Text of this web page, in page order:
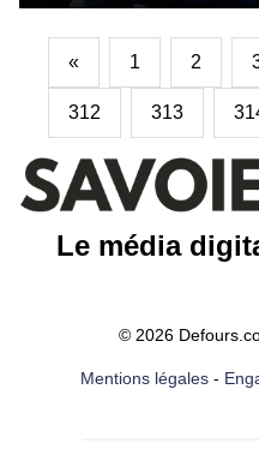
« 1 2
312 313
Le média
© 2026
Mentions légales-